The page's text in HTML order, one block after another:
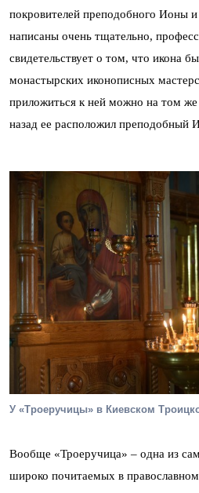
покровителей преподобного Ионы
написаны очень тщательно,
свидетельствует о том, что икона
монастырских иконописных
приложиться к ней можно на том же
назад ее расположил преподобный
У «Троеручицы» в Киевском
Вообще «Троеручица» – одна из
широко почитаемых в